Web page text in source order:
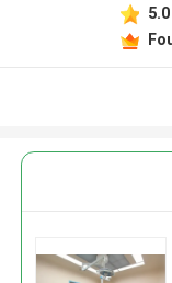
5.0